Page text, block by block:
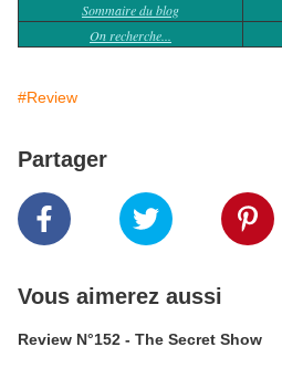
Sommaire du blog
On recherche...
#Review
Partager
Vous aimerez aussi
Review N°152 - The Secret Show